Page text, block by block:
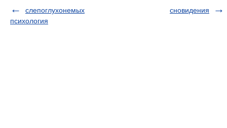
слепоглухонемых
психология
сновидения